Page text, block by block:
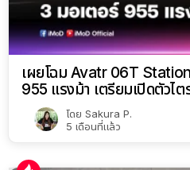
เผยโฉม Avatr 06T
955 แรงม้า เตรียมเปิดตัวไ
โดย Sakura P.
5 เดือนที่แล้ว